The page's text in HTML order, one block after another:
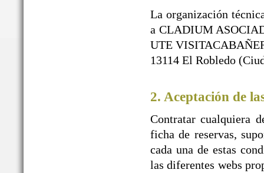
La organización
a CLADIUM
UTE
13114 El Robledo
2. Aceptación de
Contratar cualquiera
ficha de reservas,
cada una de estas
las diferentes webs